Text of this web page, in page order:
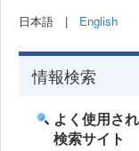
日本語 | English
情報検索
よく使用さ
検索サイト